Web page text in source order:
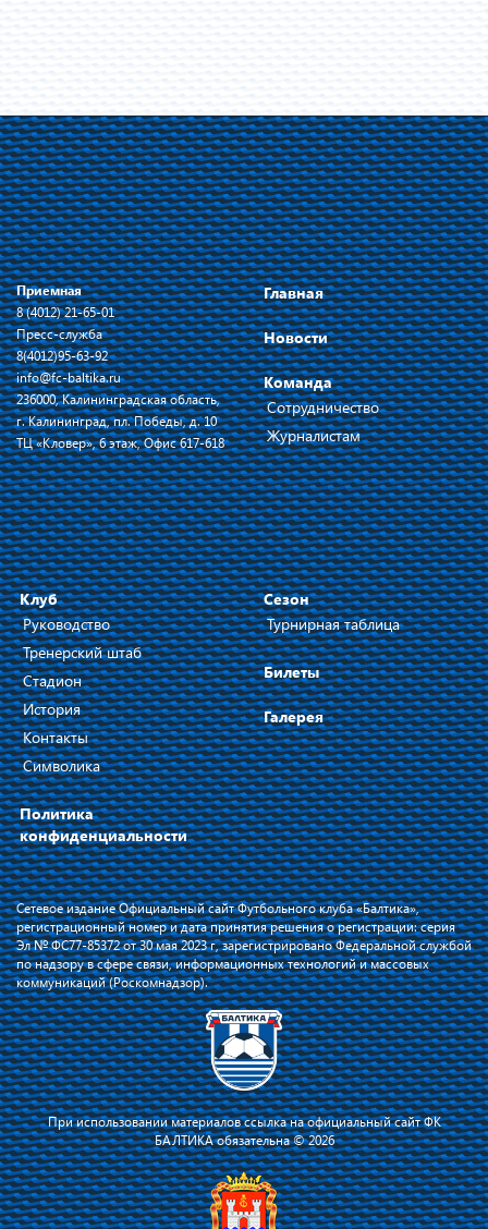
Я соглашаюсь с тем, что владелец сайта использует файлы cookie для
повышения удобства работы на сайте и сервис Яндекс.Метрика. Оставаясь
Приемная
8 (4012) 21-65-01
Пресс-служба
8(4012)95-63-92
info@fc-baltika.ru
236000, Калининградская область,
г. Калининград, пл. Победы, д. 10
ТЦ «Кловер», 6 этаж, Офис 617-618
Главная
Новости
Команда
Сотрудничество
Журналистам
Клуб
Руководство
Тренерский штаб
Стадион
История
Контакты
Символика
Политика
конфиденциальности
Сезон
Турнирная таблица
Билеты
Галерея
Сетевое издание Официальный сайт Футбольного клуба «Балтика»,
регистрационный номер и дата принятия решения о регистрации: серия
Эл № ФС77-85372 от 30 мая 2023 г, зарегистрировано Федеральной службой
по надзору в сфере связи, информационных технологий и массовых
коммуникаций (Роскомнадзор).
При использовании материалов ссылка на официальный сайт ФК
БАЛТИКА обязательна © 2026